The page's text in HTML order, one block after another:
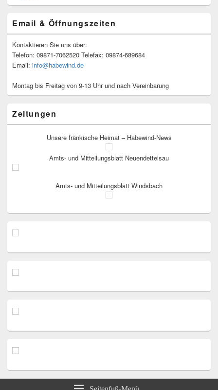
Email & Öffnungszeiten
Kontaktieren Sie uns über:
Telefon: 09871-7062520 Telefax: 09874-689684
Email: info@habewind.de
Montag bis Freitag von 9-13 Uhr und nach Vereinbarung
Zeitungen
Unsere fränkische Heimat – Habewind-News
Amts- und Mitteilungsblatt Neuendettelsau
Amts- und Mitteilungsblatt Windsbach
Seitenfuß-Menü